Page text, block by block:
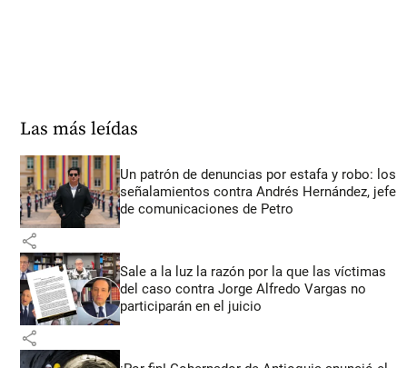
Las más leídas
Un patrón de denuncias por estafa y robo: los
señalamientos contra Andrés Hernández, jefe
de comunicaciones de Petro
share
Sale a la luz la razón por la que las víctimas
del caso contra Jorge Alfredo Vargas no
participarán en el juicio
share